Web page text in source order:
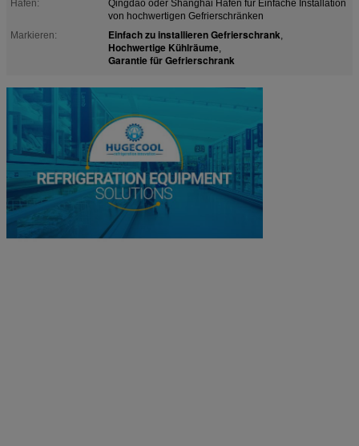
Hafen:
Qingdao oder Shanghai Hafen für Einfache Installation
von hochwertigen Gefrierschränken
Markieren:
Einfach zu installieren Gefrierschrank,
Hochwertige Kühlräume,
Garantie für Gefrierschrank